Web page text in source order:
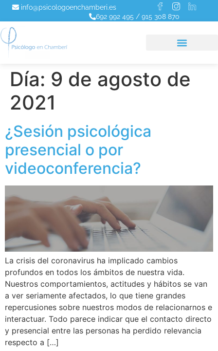
info@psicologoenchamberi.es
692 992 495 / 915 308 870
Día: 9 de agosto de
2021
¿Sesión psicológica
presencial o por
videoconferencia?
La crisis del coronavirus ha implicado cambios
profundos en todos los ámbitos de nuestra vida.
Nuestros comportamientos, actitudes y hábitos se van
a ver seriamente afectados, lo que tiene grandes
repercusiones sobre nuestros modos de relacionarnos e
interactuar. Todo parece indicar que el contacto directo
y presencial entre las personas ha perdido relevancia
respecto a […]